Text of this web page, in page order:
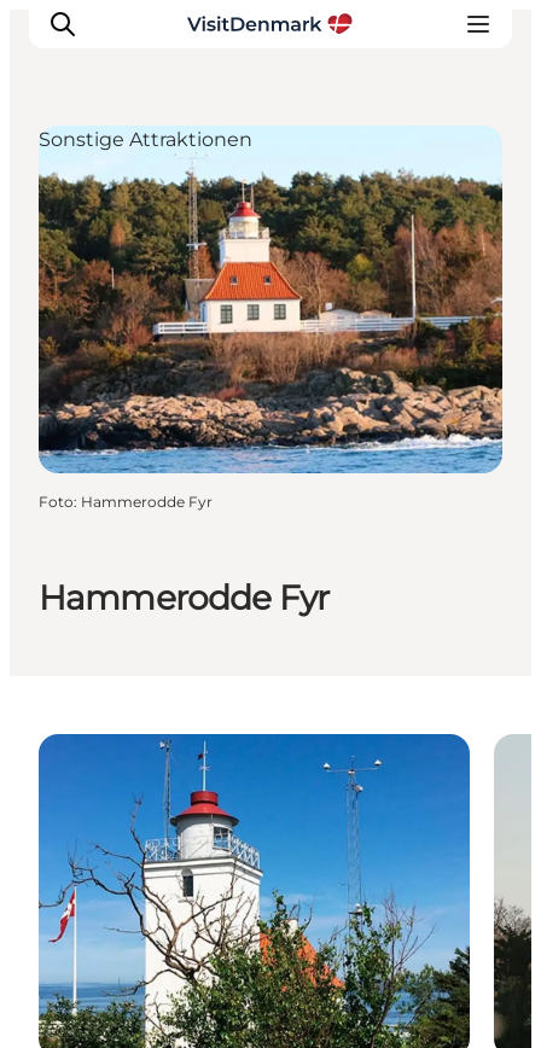
Inspiration
Regionen
Erlebnisse
Unterkünfte
Reiseplanung
Hammerodde Fyr
Sonstige Attraktionen
Foto: Hammerodde Fyr